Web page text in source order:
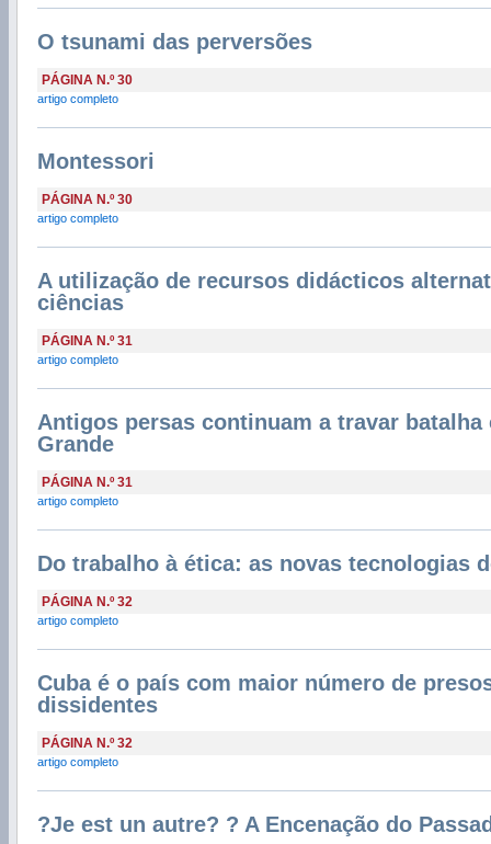
O tsunami das perversões
PÁGINA N.º 30
artigo completo
Montessori
PÁGINA N.º 30
artigo completo
A utilização de recursos didácticos
ciências
PÁGINA N.º 31
artigo completo
Antigos persas continuam a travar batalha
Grande
PÁGINA N.º 31
artigo completo
Do trabalho à ética: as novas tecnologias
PÁGINA N.º 32
artigo completo
Cuba é o país com maior número de
dissidentes
PÁGINA N.º 32
artigo completo
?Je est un autre? ? A Encenação do